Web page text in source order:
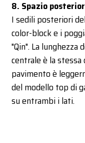
8. Spazio
I sedili posteriori
color-block e i
"Qin". La lunghezza
centrale è la
pavimento è
del modello top di
su entrambi i lati.